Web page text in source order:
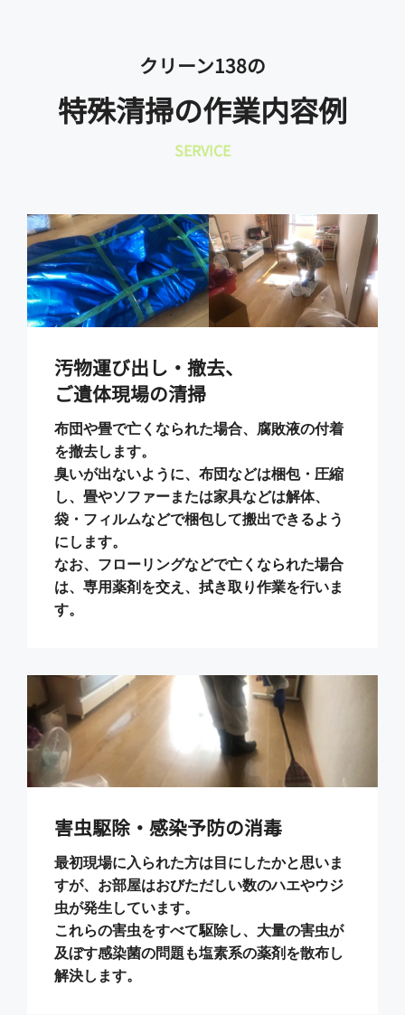
クリーン138の
特殊清掃の作業内容例
SERVICE
汚物運び出し・撤去、
ご遺体現場の清掃
布団や畳で亡くなられた場合、腐敗液の付着
を撤去します。
臭いが出ないように、布団などは梱包・圧縮
し、畳やソファーまたは家具などは解体、
袋・フィルムなどで梱包して搬出できるよう
にします。
なお、フローリングなどで亡くなられた場合
は、専用薬剤を交え、拭き取り作業を行いま
す。
害虫駆除・感染予防の消毒
最初現場に入られた方は目にしたかと思いま
すが、お部屋はおびただしい数のハエやウジ
虫が発生しています。
これらの害虫をすべて駆除し、大量の害虫が
及ぼす感染菌の問題も塩素系の薬剤を散布し
解決します。